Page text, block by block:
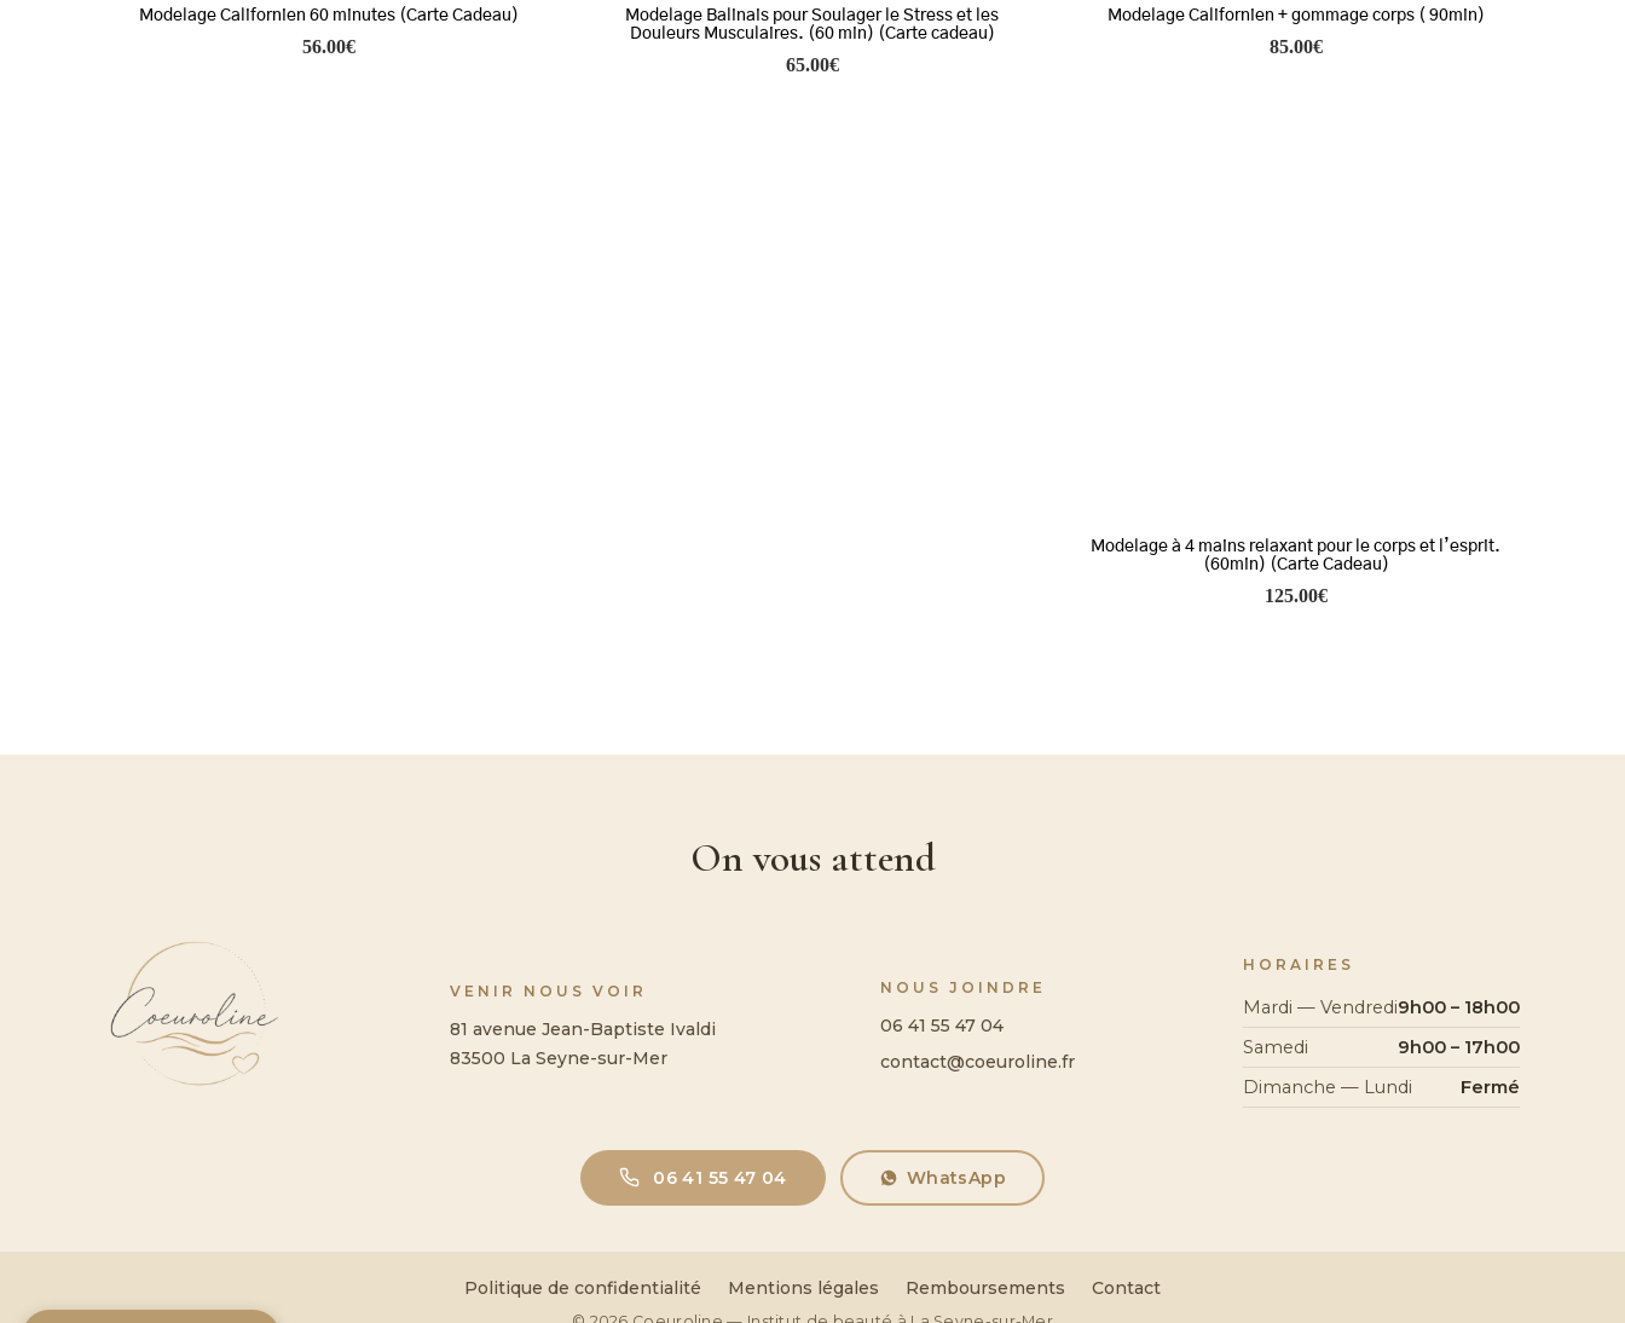
Modelage Californien 60 minutes (Carte Cadeau)
56.00€
Modelage Balinais pour Soulager le Stress et les
Douleurs Musculaires. (60 min) (Carte cadeau)
65.00€
Modelage Californien + gommage corps ( 90min)
85.00€
Modelage à 4 mains relaxant pour le corps et l’esprit.
(60min) (Carte Cadeau)
125.00€
On vous attend
VENIR NOUS VOIR
81 avenue Jean-Baptiste Ivaldi
83500 La Seyne-sur-Mer
NOUS JOINDRE
06 41 55 47 04
contact@coeuroline.fr
HORAIRES
Mardi — Vendredi9h00 – 18h00
Samedi
9h00 – 17h00
Dimanche — Lundi
Fermé
06 41 55 47 04 WhatsApp
Politique de confidentialité Mentions légales Remboursements Contact